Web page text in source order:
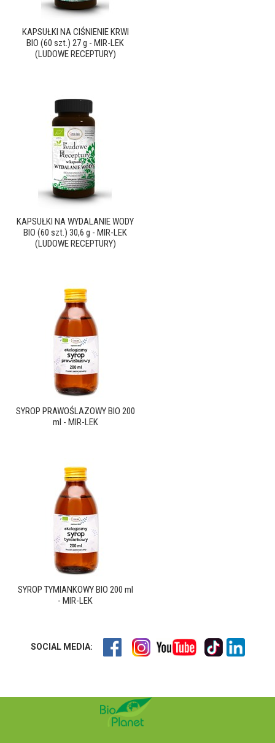
KAPSUŁKI NA CIŚNIENIE KRWI
BIO (60 szt.) 27 g - MIR-LEK
(LUDOWE RECEPTURY)
KAPSUŁKI NA WYDALANIE WODY
BIO (60 szt.) 30,6 g - MIR-LEK
(LUDOWE RECEPTURY)
SYROP PRAWOŚLAZOWY BIO 200
ml - MIR-LEK
SYROP TYMIANKOWY BIO 200 ml
- MIR-LEK
SOCIAL MEDIA: